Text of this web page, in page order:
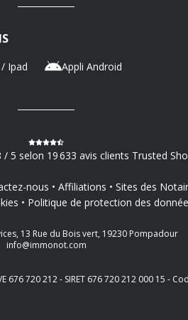
Ipad Appli Android
5 selon 19 633 avis clients Trusted
nous Affiliations Sites des
Politique de protection des
13 Rue du Bois vert, 19230 Pompadour
info@immonot.com
720 212 - SIRET 676 720 212 000 15 -